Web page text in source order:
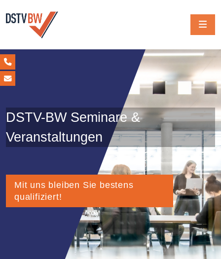
DSTV-BW Seminare &
Veranstaltungen
Mit uns bleiben Sie bestens
qualifiziert!